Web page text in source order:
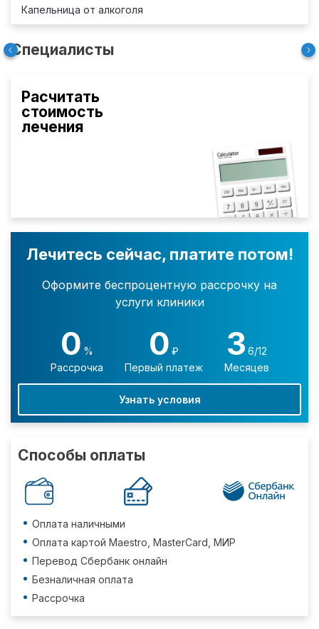
Капельница от алкоголя
Специалисты
Расчитать
стоимость
лечения
Лечитесь сейчас, платите потом!
Оформите беспроцентную рассрочку на
услуги клиники
0 %
Рассрочка
0 ₽
Первый платеж
3 6/12
Месяцев
Узнать условия
Способы оплаты
Оплата наличными
Оплата картой Maestro, MasterCard, МИР
Перевод Сбербанк онлайн
Безналичная оплата
Рассрочка